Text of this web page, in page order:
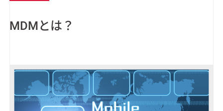
MDMとは？